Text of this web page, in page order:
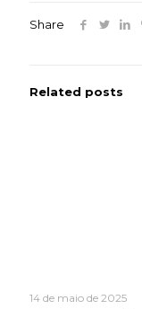
Share
Related posts
14 de maio de 2025